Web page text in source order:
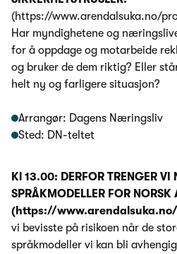
(https://www.arendalsuka.no/
Har myndighetene og
for å oppdage og motarbeide
og bruker de dem riktig? Eller
helt ny og farligere situasjon?
Arrangør: Dagens Næringsliv
Sted: DN-teltet
Kl 13.00: DERFOR TRENGER VI
SPRÅKMODELLER FOR
(https://
vi bevisste på risikoen når de
språkmodeller vi kan bli